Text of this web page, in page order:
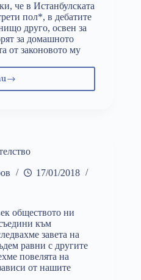
че в Истанбулската
пол*, в дебатите
друго, освен за
за домашното
от законовото му
17/01/2018
обществото ни
към
завета на
равни с другите
повелята на
от нашите